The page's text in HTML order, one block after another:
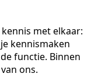
met elkaar:
kennismaken
functie. Binnen
ons.